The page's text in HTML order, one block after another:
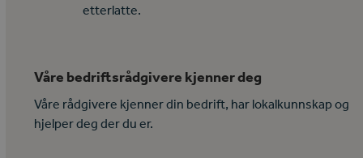
etterlatte.
Våre bedriftsrådgivere kjenner deg
Våre rådgivere kjenner din bedrift, har lokalkunnskap og
hjelper deg der du er.